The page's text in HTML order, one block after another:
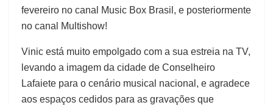
fevereiro no canal Music Box Brasil, e posteriormente
no canal Multishow!
Vinic está muito empolgado com a sua estreia na TV,
levando a imagem da cidade de Conselheiro
Lafaiete para o cenário musical nacional, e agradece
aos espaços cedidos para as gravações que